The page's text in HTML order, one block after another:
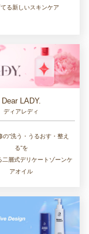
る新しいスキンケア
Dear LADY.
ディアレディ
の“洗う・うるおす・整え
る”を
二層式デリケートゾーンケ
アオイル